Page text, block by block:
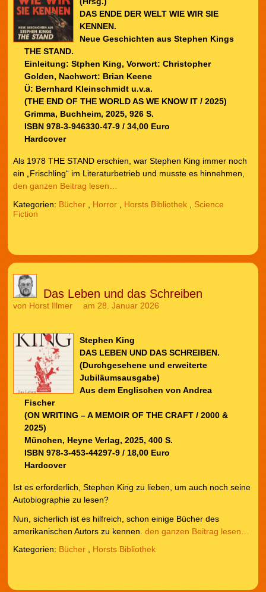
DAS ENDE DER WELT WIE WIR SIE
KENNEN.
Neue Geschichten aus Stephen Kings
THE STAND.
Einleitung: Stphen King, Vorwort: Christopher
Golden, Nachwort: Brian Keene
Ü: Bernhard Kleinschmidt u.v.a.
(THE END OF THE WORLD AS WE KNOW IT / 2025)
Grimma, Buchheim, 2025, 926 S.
ISBN 978-3-946330-47-9 / 34,00 Euro
Hardcover
Als 1978 THE STAND erschien, war Stephen King immer noch
ein „Frischling“ im Literaturbetrieb und musste es hinnehmen,
den ganzen Beitrag lesen…
Kategorien: Bücher, Horror, Horsts Bibliothek, Science
Fiction
Das Leben und das Schreiben
von Horst Illmer am 28. Januar 2026
Stephen King
DAS LEBEN UND DAS SCHREIBEN.
(Durchgesehene und erweiterte
Jubiläumsausgabe)
Aus dem Englischen von Andrea
Fischer
(ON WRITING – A MEMOIR OF THE CRAFT / 2000 &
2025)
München, Heyne Verlag, 2025, 400 S.
ISBN 978-3-453-44297-9 / 18,00 Euro
Hardcover
Ist es erforderlich, Stephen King zu lieben, um auch noch seine
Autobiographie zu lesen?
Nun, sicherlich ist es hilfreich, schon einige Bücher des
amerikanischen Autors zu kennen. den ganzen Beitrag lesen…
Kategorien: Bücher, Horsts Bibliothek